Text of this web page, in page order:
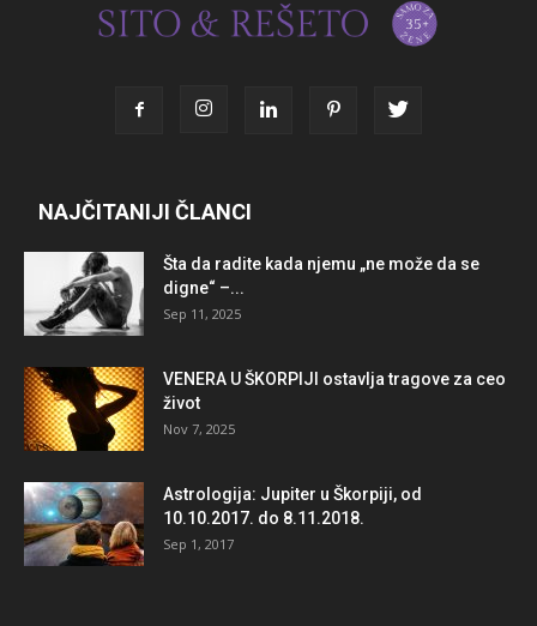
NAJČITANIJI ČLANCI
Šta da radite kada njemu „ne može da se
digne“ –...
Sep 11, 2025
VENERA U ŠKORPIJI ostavlja tragove za ceo
život
Nov 7, 2025
Astrologija: Jupiter u Škorpiji, od
10.10.2017. do 8.11.2018.
Sep 1, 2017